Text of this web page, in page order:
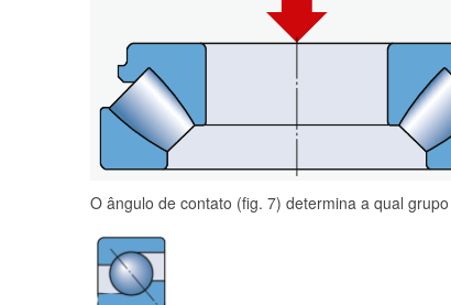
O ângulo de contato (fig. 7) determina a qual